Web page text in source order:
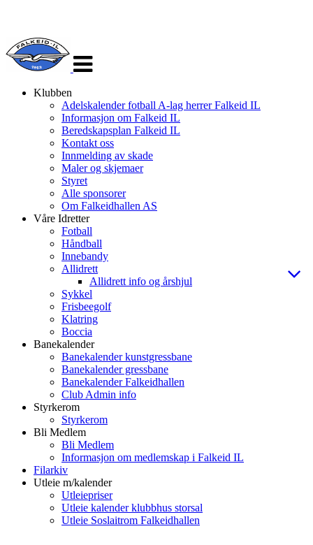
navigasjon
Klubben
Adelskalender fotball A-lag herrer Falkeid IL
Informasjon om Falkeid IL
Beredskapsplan Falkeid IL
Kontakt oss
Innmelding av skade
Maler og skjemaer
Styret
Alle sponsorer
Om Falkeidhallen AS
Våre Idretter
Fotball
Håndball
Innebandy
Allidrett
Allidrett info og årshjul
Sykkel
Frisbeegolf
Klatring
Boccia
Banekalender
Banekalender kunstgressbane
Banekalender gressbane
Banekalender Falkeidhallen
Club Admin info
Styrkerom
Styrkerom
Bli Medlem
Bli Medlem
Informasjon om medlemskap i Falkeid IL
Filarkiv
Utleie m/kalender
Utleiepriser
Utleie kalender klubbhus storsal
Utleie Soslaitrom Falkeidhallen